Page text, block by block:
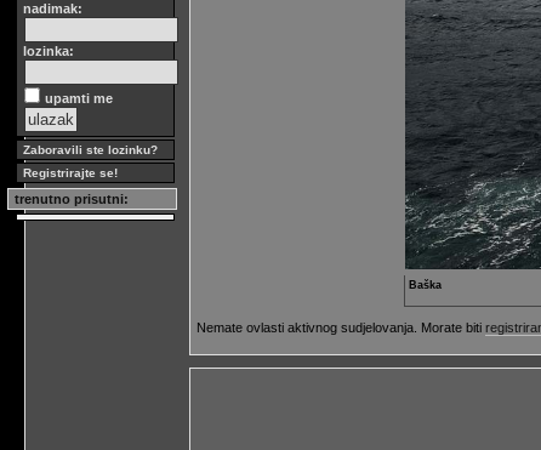
nadimak:
lozinka:
upamti me
Zaboravili ste lozinku?
Registrirajte se!
trenutno prisutni:
Baška
Nemate ovlasti aktivnog sudjelovanja. Morate biti